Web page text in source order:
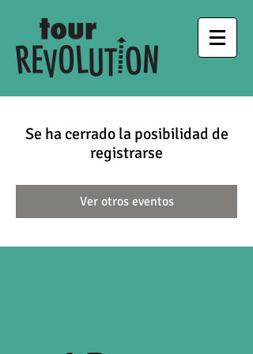
Se ha cerrado la posibilidad de
registrarse
Ver otros eventos